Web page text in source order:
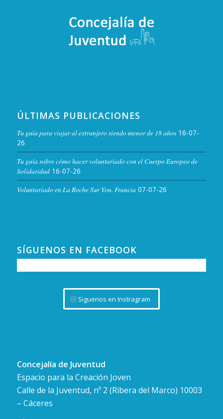
ÚLTIMAS PUBLICACIONES
Tu guía para viajar al extranjero siendo menor de 18 años 16-07-
26
Tu guía sobre cómo hacer voluntariado con el Cuerpo Europeo de
Solidaridad 16-07-26
Voluntariado en La Roche Sur Yon. Francia 07-07-26
SÍGUENOS EN FACEBOOK
Siguenos en Instragram
Concejalía de Juventud
Espacio para la Creación Joven
Calle de la Juventud, nº 2 (Ribera del Marco) 10003
– Cáceres